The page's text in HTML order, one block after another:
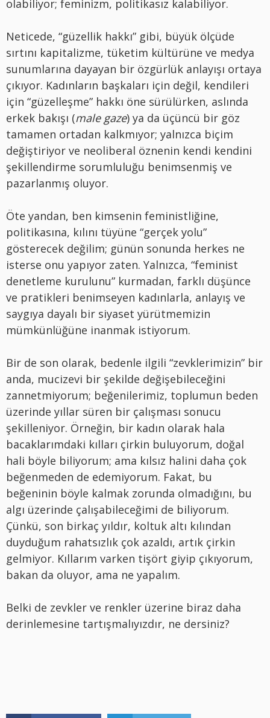
olabiliyor; feminizm, politikasız kalabiliyor.
Neticede, “güzellik hakkı” gibi, büyük ölçüde
sırtını kapitalizme, tüketim kültürüne ve medya
sunumlarına dayayan bir özgürlük anlayışı ortaya
çıkıyor. Kadınların başkaları için değil, kendileri
için “güzelleşme” hakkı öne sürülürken, aslında
erkek bakışı (male gaze) ya da üçüncü bir göz
tamamen ortadan kalkmıyor; yalnızca biçim
değiştiriyor ve neoliberal öznenin kendi kendini
şekillendirme sorumluluğu benimsenmiş ve
pazarlanmış oluyor.
Öte yandan, ben kimsenin feministliğine,
politikasına, kılını tüyüne “gerçek yolu”
gösterecek değilim; günün sonunda herkes ne
isterse onu yapıyor zaten. Yalnızca, “feminist
denetleme kurulunu” kurmadan, farklı düşünce
ve pratikleri benimseyen kadınlarla, anlayış ve
saygıya dayalı bir siyaset yürütmemizin
mümkünlüğüne inanmak istiyorum.
Bir de son olarak, bedenle ilgili “zevklerimizin” bir
anda, mucizevi bir şekilde değişebileceğini
zannetmiyorum; beğenilerimiz, toplumun beden
üzerinde yıllar süren bir çalışması sonucu
şekilleniyor. Örneğin, bir kadın olarak hala
bacaklarımdaki kılları çirkin buluyorum, doğal
hali böyle biliyorum; ama kılsız halini daha çok
beğenmeden de edemiyorum. Fakat, bu
beğeninin böyle kalmak zorunda olmadığını, bu
algı üzerinde çalışabileceğimi de biliyorum.
Çünkü, son birkaç yıldır, koltuk altı kılından
duyduğum rahatsızlık çok azaldı, artık çirkin
gelmiyor. Kıllarım varken tişört giyip çıkıyorum,
bakan da oluyor, ama ne yapalım.
Belki de zevkler ve renkler üzerine biraz daha
derinlemesine tartışmalıyızdır, ne dersiniz?